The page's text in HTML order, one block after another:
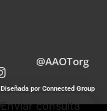
@AAOTorg
Diseñada por Connected Group
Enviar consulta